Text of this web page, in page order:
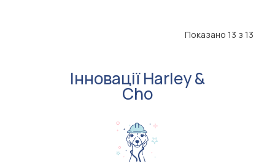
Показано 13 з 13
Інновації Harley &
Cho